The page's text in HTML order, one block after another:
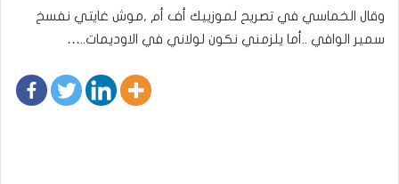
وقال الخماسي في تصريح لموزييك أف أم ,موش غايتي نفسخ
سمير الوافي ..أما يلزمني نكون لولاني في الاوديمات..…